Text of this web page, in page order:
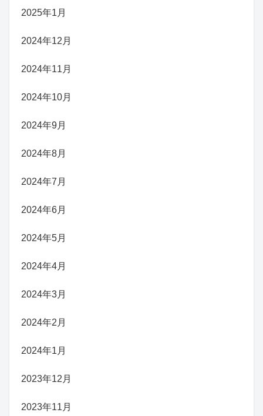
2025年1月
2024年12月
2024年11月
2024年10月
2024年9月
2024年8月
2024年7月
2024年6月
2024年5月
2024年4月
2024年3月
2024年2月
2024年1月
2023年12月
2023年11月